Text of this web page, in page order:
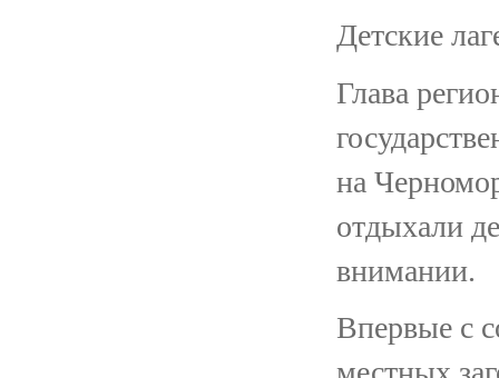
Детские
Глава
на
отдыхали
внимании.
Впервые с